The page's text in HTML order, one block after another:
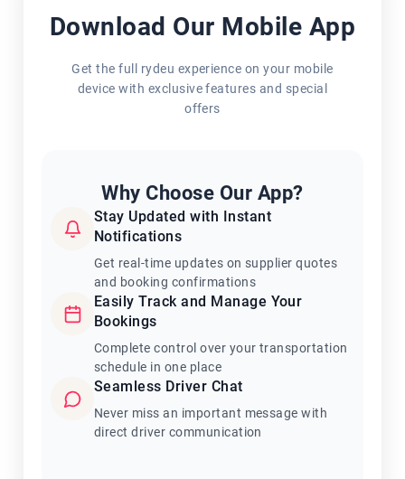
Download Our Mobile App
Get the full rydeu experience on your mobile
device with exclusive features and special
offers
Why Choose Our App?
Stay Updated with Instant
Notifications
Get real-time updates on supplier quotes
and booking confirmations
Easily Track and Manage Your
Bookings
Complete control over your transportation
schedule in one place
Seamless Driver Chat
Never miss an important message with
direct driver communication